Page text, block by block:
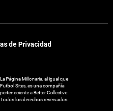
de Privacidad
La Página Millonaria, al igual que
Futbol Sites, es una compañía
perteneciente a Better Collective.
Todos los derechos reservados.